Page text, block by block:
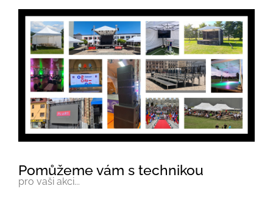
Pomůžeme vám s technikou
pro vaši akci...